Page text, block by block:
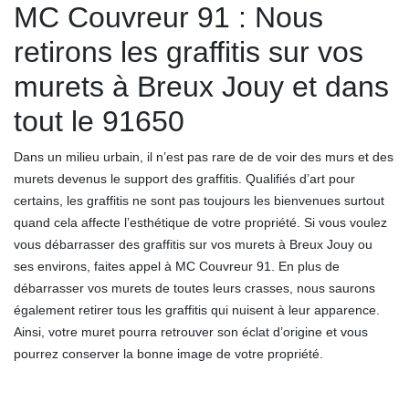
MC Couvreur 91 : Nous
retirons les graffitis sur vos
murets à Breux Jouy et dans
tout le 91650
Dans un milieu urbain, il n’est pas rare de de voir des murs et des
murets devenus le support des graffitis. Qualifiés d’art pour
certains, les graffitis ne sont pas toujours les bienvenues surtout
quand cela affecte l’esthétique de votre propriété. Si vous voulez
vous débarrasser des graffitis sur vos murets à Breux Jouy ou
ses environs, faites appel à MC Couvreur 91. En plus de
débarrasser vos murets de toutes leurs crasses, nous saurons
également retirer tous les graffitis qui nuisent à leur apparence.
Ainsi, votre muret pourra retrouver son éclat d’origine et vous
pourrez conserver la bonne image de votre propriété.